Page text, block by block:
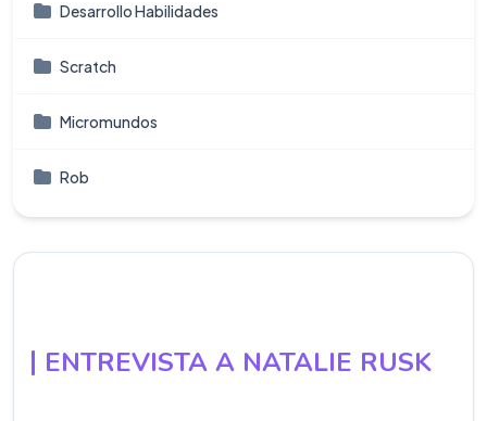
Desarrollo Habilidades
Scratch
Micromundos
Rob
ENTREVISTA A NATALIE RUSK